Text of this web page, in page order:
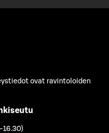
ovat ravintoloiden
16.30)